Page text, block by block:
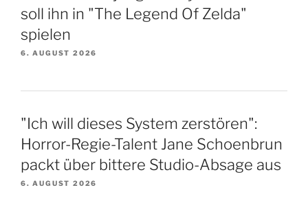
soll ihn in "The Legend Of Zelda"
spielen
6. AUGUST 2026
"Ich will dieses System zerstören":
Horror-Regie-Talent Jane Schoenbrun
packt über bittere Studio-Absage aus
6. AUGUST 2026